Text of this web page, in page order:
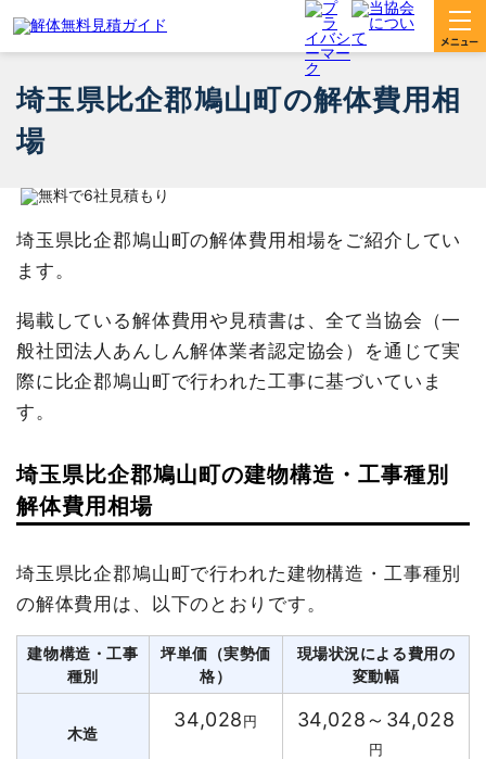
埼玉県比企郡鳩山町の解体費用相
場
埼玉県比企郡鳩山町の解体費用相場をご紹介してい
ます。
掲載している解体費用や見積書は、全て当協会（一
般社団法人あんしん解体業者認定協会）を通じて実
際に比企郡鳩山町で行われた工事に基づいていま
す。
埼玉県比企郡鳩山町の建物構造・工事種別
解体費用相場
埼玉県比企郡鳩山町で行われた建物構造・工事種別
の解体費用は、以下のとおりです。
建物構造・工事
種別
坪単価（実勢価
格）
現場状況による費用の
変動幅
木造
34,028円 34,028～34,028
円